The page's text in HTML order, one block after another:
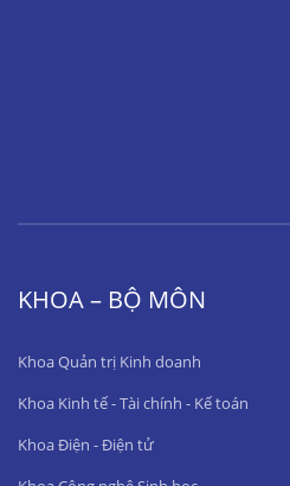
KHOA – BỘ MÔN
Khoa Quản trị Kinh doanh
Khoa Kinh tế - Tài chính - Kế toán
Khoa Điện - Điện tử